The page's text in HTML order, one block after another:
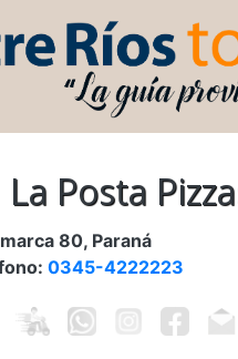
La Posta
80, Paraná
0345-4222223